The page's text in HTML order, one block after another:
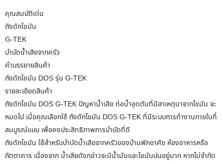
คุณสมบัติเด่น
ถังดักไขมัน
G-TEK
บำบัดน้ำเสียจากครัว
คำบรรยายสินค้า
ถังดักไขมัน DOS รุ่น G-TEK
รายละเอียดสินค้า
ถังดักไขมัน DOS G-TEK ปัญหาน้ำเสีย ท่อน้ำอุดตันที่มีสาเหตุมาจากไขมัน จะ
หมดไป เมื่อคุณเลือกใช้ ถังดักไขมัน DOS G-TEK ที่มีระบบการทำงานภายในที่
สมบูรณ์แบบ เพื่อคงประสิทธิภาพการบำบัดที่ดี
ถังดักไขมัน ใช้สำหรับบำบัดน้ำเสียจากครัวของบ้านพักอาศัย ห้องอาหารหรือ
ภัตตาคาร เนื่องจาก น้ำเสียดังกล่าวจะมีน้ำมันและไขมันปนอยู่มาก หากไม่จำกัด